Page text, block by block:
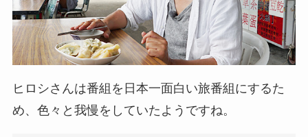
ヒロシさんは番組を日本一面白い旅番組にするた
め、色々と我慢をしていたようですね。